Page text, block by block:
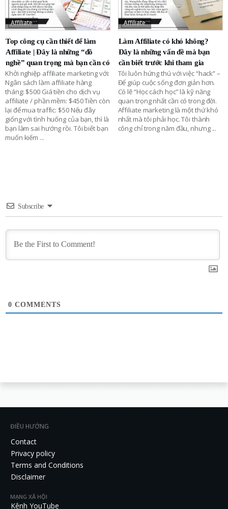
Affiliate
Top công cụ cần thiết để làm
Affiliate | Đây là những “đồ
nghề” quan trọng mà bạn cần có
Khởi nghiệp affiliate marketing với:
Ngân sách làm affiliate hàng
tháng: $500 Giá tiền cho dịch vụ
affiliate / phần mềm: $450 Tiền còn
lại để mua traffic: $50 Nếu đây
giống với tình huống của bạn, thì là
bạn làm sai hướng rồi. Tôi biết bạn
muốn kiếm ...
Affiliate
Làm Affiliate có khó không?
Đây là những vấn đề mà bạn
cần biết trước khi tham gia
Tôi luôn hứng thú với việc “hack” –
Để giúp cuộc sống đơn giản hơn.
Có lẽ “Học cách học” là kỹ năng
quan trọng nhất cần có trong đời.
Affiliate marketing là một thứ khó
nhất mà tôi phải học. Tôi thành
công chỉ trong năm đầu, nhưng ...
Subscribe
0 COMMENTS
ĐIỀU HƯỚNG
Contact
Privacy policy
Terms and Conditions
Disclaimer
MẠNG XÃ HỘI
Kênh YouTube